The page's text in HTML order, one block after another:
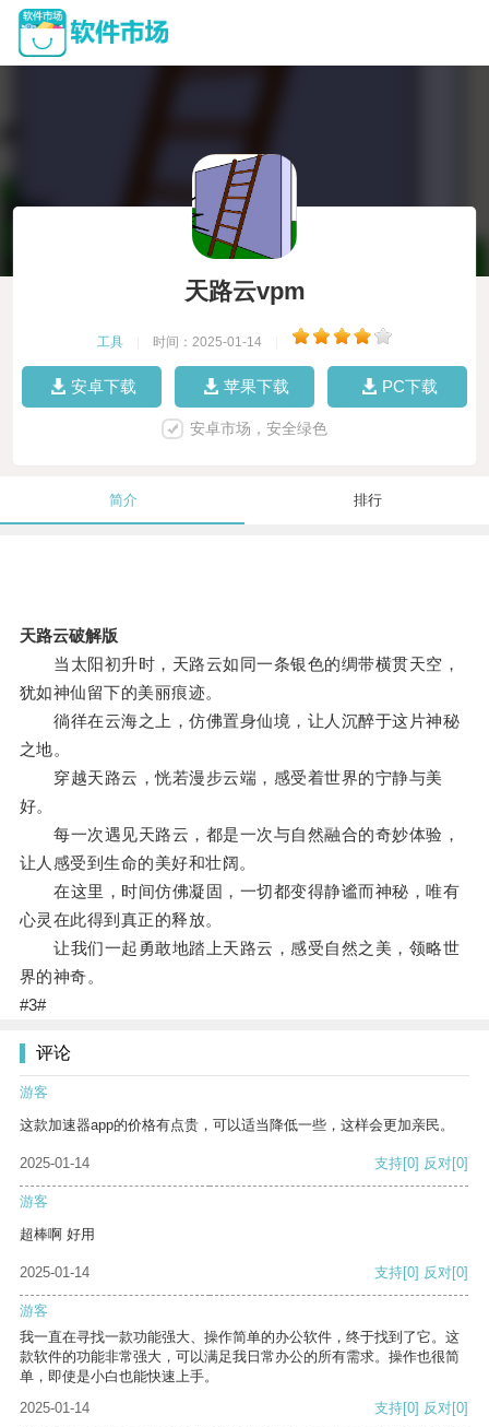
天路云vpm
工具 时间：2025-01-14
安卓下载 苹果下载 PC下载
安卓市场，安全绿色
简介 排行
天路云破解版
当太阳初升时，天路云如同一条银色的绸带横贯天空，
犹如神仙留下的美丽痕迹。
徜徉在云海之上，仿佛置身仙境，让人沉醉于这片神秘
之地。
穿越天路云，恍若漫步云端，感受着世界的宁静与美
好。
每一次遇见天路云，都是一次与自然融合的奇妙体验，
让人感受到生命的美好和壮阔。
在这里，时间仿佛凝固，一切都变得静谧而神秘，唯有
心灵在此得到真正的释放。
让我们一起勇敢地踏上天路云，感受自然之美，领略世
界的神奇。
#3#
评论
游客
这款加速器app的价格有点贵，可以适当降低一些，这样会更加亲民。
2025-01-14 支持[0] 反对[0]
游客
超棒啊 好用
2025-01-14 支持[0] 反对[0]
游客
我一直在寻找一款功能强大、操作简单的办公软件，终于找到了它。这
款软件的功能非常强大，可以满足我日常办公的所有需求。操作也很简
单，即使是小白也能快速上手。
2025-01-14
支持[0] 反对[0]